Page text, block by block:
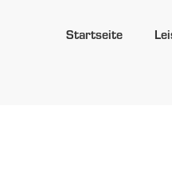
Startseite